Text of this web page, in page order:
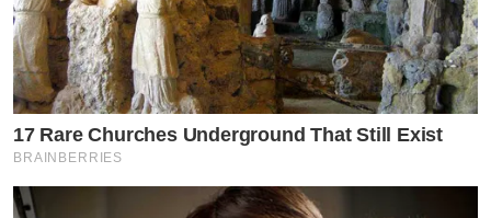
17 Rare Churches Underground That Still Exist
BRAINBERRIES